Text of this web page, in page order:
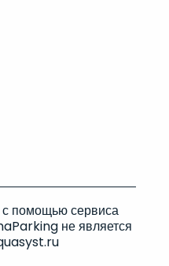
помощью сервиса
не является